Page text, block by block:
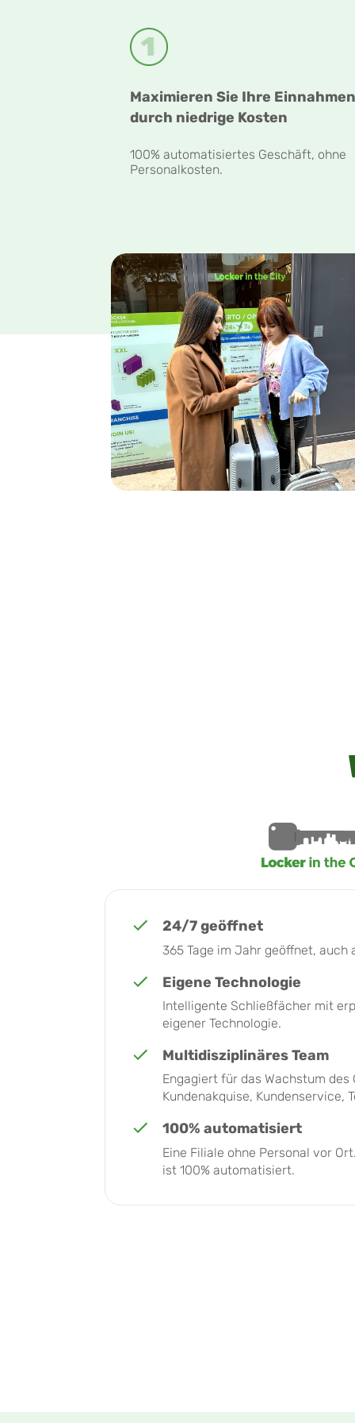
Maximieren Sie Ihre Einnahmen
durch niedrige Kosten
100% automatisiertes Geschäft, ohne
Personalkosten.
24/7 geöffnet
365 Tage im Jahr geöffnet, auch
Eigene Technologie
Intelligente Schließfächer mit
eigener Technologie.
Multidisziplinäres Team
Engagiert für das Wachstum des
Kundenakquise, Kundenservice,
100% automatisiert
Eine Filiale ohne Personal vor
ist 100% automatisiert.